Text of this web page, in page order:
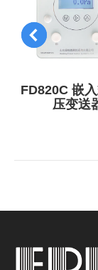
FD820C 嵌
压变送